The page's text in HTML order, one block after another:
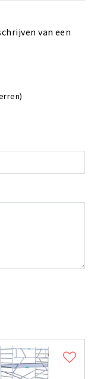
van een